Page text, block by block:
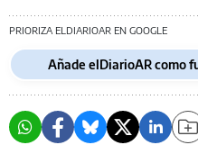
PRIORIZA ELDIARIOAR EN GOOGLE
Añade elDiarioAR como